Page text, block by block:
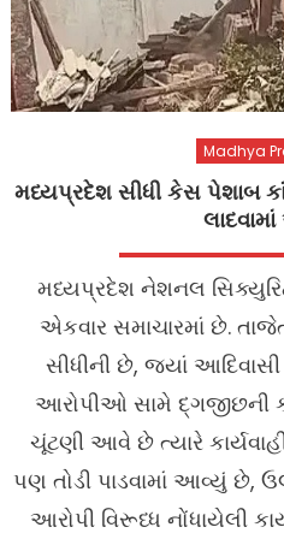
Madhya
મધ્યપ્રદેશ સીધી કેસ પેશાબ
મધ્યપ્રદેશ નેશનલ
એકવાર સમાચારમાં છે.
સીધીની છે, જ્યાં
આરોપીઓ સામે દ્ગજીછની
ચૂંટણી આવે છે ત્યારે
પણ તોડી પાડવામાં આવ્યું છે,
આરોપી વિરૂધ્ધ નોંધાયેલી